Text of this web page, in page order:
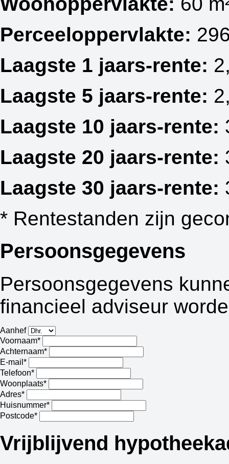
Perceeloppervlakte:
Laagste 1 jaars-rente:
Laagste 5 jaars-rente:
Laagste 10 jaars-rente:
Laagste 20 jaars-rente:
Laagste 30 jaars-rente:
* Rentestanden zijn
Persoonsgegevens
Persoonsgegevens
financieel adviseur
Aanhef
Voornaam*
Achternaam*
E-mail*
Telefoon*
Woonplaats*
Adres*
Huisnummer*
Postcode*
Vrijblijvend